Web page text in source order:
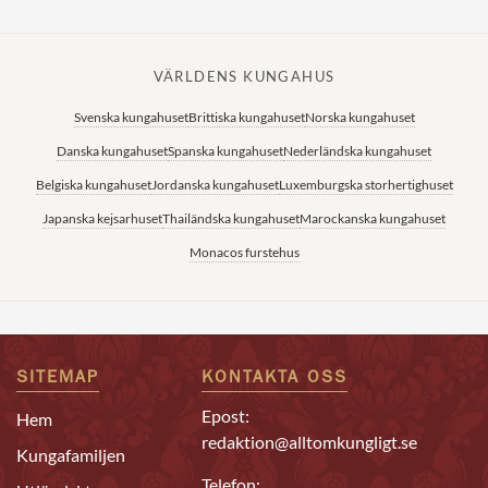
VÄRLDENS KUNGAHUS
Svenska kungahusetBrittiska kungahusetNorska kungahuset
Danska kungahusetSpanska kungahusetNederländska kungahuset
Belgiska kungahusetJordanska kungahusetLuxemburgska storhertighuset
Japanska kejsarhusetThailändska kungahusetMarockanska kungahuset
Monacos furstehus
SITEMAP
Hem
Kungafamiljen
KONTAKTA OSS
Epost:
redaktion@alltomkungligt.se